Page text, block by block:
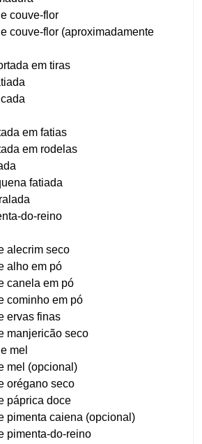
couve-flor
couve-flor (aproximadamente
em tiras
em fatias
em rodelas
fatiada
do-reino
alecrim seco
alho em pó
canela em pó
cominho em pó
ervas finas
manjericão seco
mel
mel (opcional)
orégano seco
páprica doce
pimenta caiena (opcional)
pimenta-do-reino